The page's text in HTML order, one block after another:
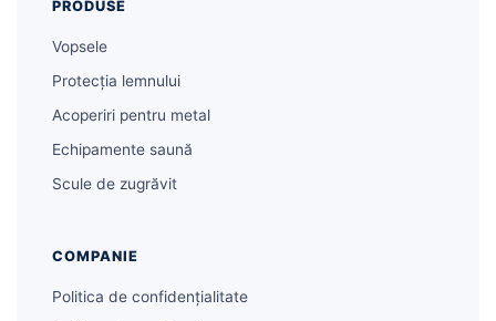
PRODUSE
Vopsele
Protecția lemnului
Acoperiri pentru metal
Echipamente saună
Scule de zugrăvit
COMPANIE
Politica de confidențialitate